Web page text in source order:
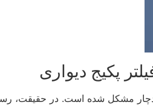
پکیج دیواری
دچار مشکل شده است. در حقیقت،